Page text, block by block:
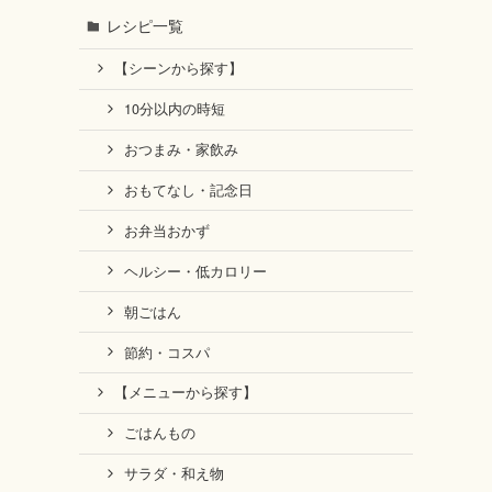
レシピ一覧
【シーンから探す】
10分以内の時短
おつまみ・家飲み
おもてなし・記念日
お弁当おかず
ヘルシー・低カロリー
朝ごはん
節約・コスパ
【メニューから探す】
ごはんもの
サラダ・和え物